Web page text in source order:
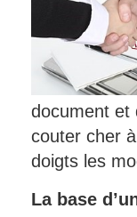
document et
couter cher
doigts les
La base